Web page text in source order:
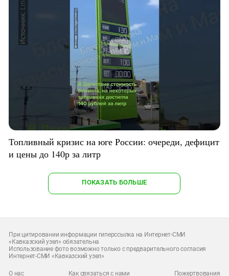
Топливный кризис на юге России: очереди, дефицит
и цены до 140р за литр
ПОКАЗАТЬ БОЛЬШЕ
При цитировании информации гиперссылка на Интернет-СМИ
«Кавказский узел» обязательна
Использование фото возможно только с предварительного согласия
Интернет-СМИ «Кавказский узел»
О нас Как связаться с нами Пожертвования